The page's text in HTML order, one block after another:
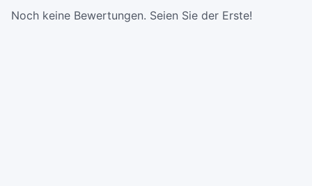
Noch keine Bewertungen. Seien Sie der Erste!